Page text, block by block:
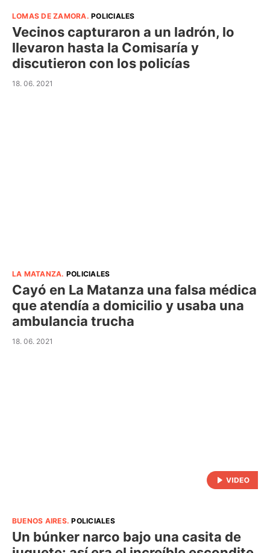
LOMAS DE ZAMORA.POLICIALES
Vecinos capturaron a un ladrón, lo
llevaron hasta la Comisaría y
discutieron con los policías
18. 06. 2021
LA MATANZA. POLICIALES
Cayó en La Matanza una falsa médica
que atendía a domicilio y usaba una
ambulancia trucha
18. 06. 2021
BUENOS AIRES.POLICIALES
Un búnker narco bajo una casita de